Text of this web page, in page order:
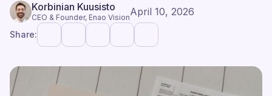
Korbinian Kuusisto
CEO & Founder, Enao VisionApril 10, 2026
Share: